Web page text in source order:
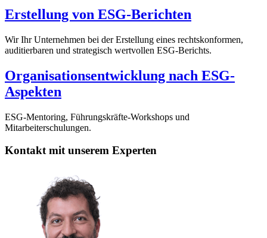
Erstellung von ESG-Berichten
Wir Ihr Unternehmen bei der Erstellung eines rechtskonformen,
auditierbaren und strategisch wertvollen ESG-Berichts.
Organisationsentwicklung nach ESG-
Aspekten
ESG-Mentoring, Führungskräfte-Workshops und
Mitarbeiterschulungen.
Kontakt mit unserem Experten